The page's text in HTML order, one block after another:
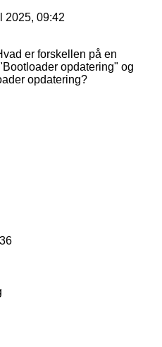
2025, 09:42
er forskellen på en
opdatering" og
opdatering?